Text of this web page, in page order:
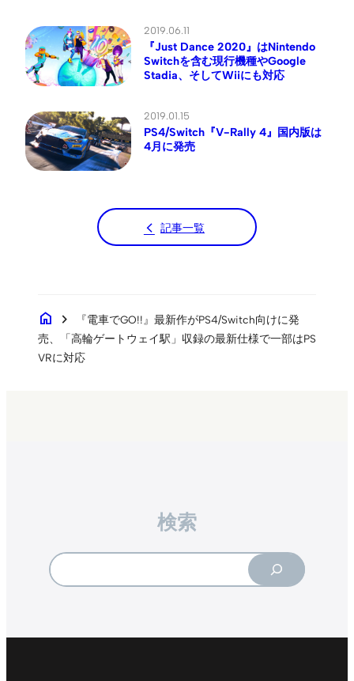
2019.06.11
『Just Dance 2020』はNintendo
Switchを含む現行機種やGoogle
Stadia、そしてWiiにも対応
2019.01.15
PS4/Switch『V-Rally 4』国内版は
4月に発売
記事一覧
home chevron_right
『電車でGO!!』最新作がPS4/Switch向けに発
売、「高輪ゲートウェイ駅」収録の最新仕様で一部はPS
VRに対応
検索